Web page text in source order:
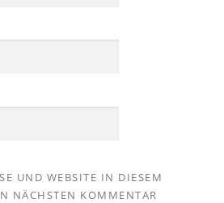
UND WEBSITE IN DIESEM
NÄCHSTEN KOMMENTAR